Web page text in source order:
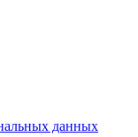
данных